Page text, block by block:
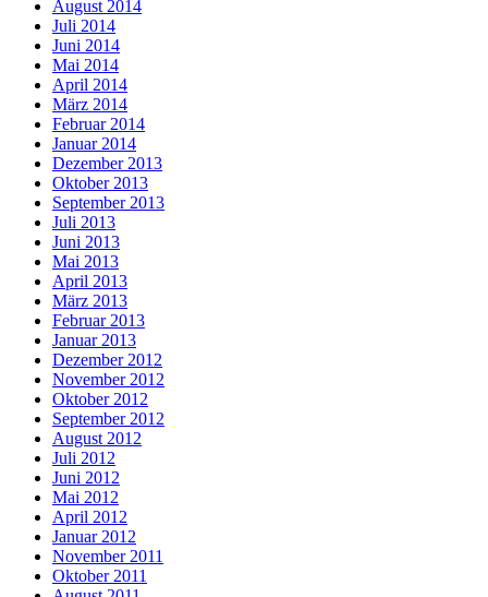
August 2014
Juli 2014
Juni 2014
Mai 2014
April 2014
März 2014
Februar 2014
Januar 2014
Dezember 2013
Oktober 2013
September 2013
Juli 2013
Juni 2013
Mai 2013
April 2013
März 2013
Februar 2013
Januar 2013
Dezember 2012
November 2012
Oktober 2012
September 2012
August 2012
Juli 2012
Juni 2012
Mai 2012
April 2012
Januar 2012
November 2011
Oktober 2011